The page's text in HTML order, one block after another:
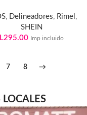
, Delineadores, Rimel ,
SHEIN
L295.00 Imp incluido
7 8 →